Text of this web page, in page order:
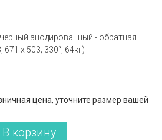
анодированный - обратная
671 x 503; 330“; 64кг)
цена, уточните размер вашей
В корзину